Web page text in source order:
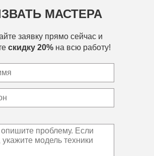
МАСТЕРА
заявку прямо сейчас и
скидку 20% на всю работу!